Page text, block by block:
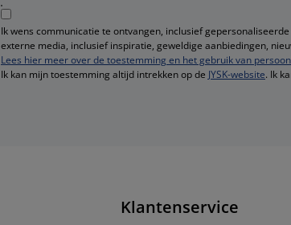
Ik wens communicatie te ontvangen, inclusief
externe media, inclusief inspiratie, geweldige aanbiedingen,
Lees hier meer over de toestemming en het gebruik van
Ik kan mijn toestemming altijd intrekken op de JYSK-website. Ik
Klantenservice